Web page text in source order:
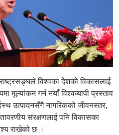
विश्वका देशको विकासलाई
मूल्यांकन गर्न नयाँ विश्वव्यापी प्रस्ताव
उत्पादनसँगै नागरिकको जीवनस्तर,
संरक्षणलाई पनि विकासका
राखेको छ ।